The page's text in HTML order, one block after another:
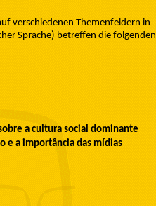
verschiedenen Themenfeldern in
Sprache) betreffen die folgenden
a cultura social dominante
e a importância das mídias